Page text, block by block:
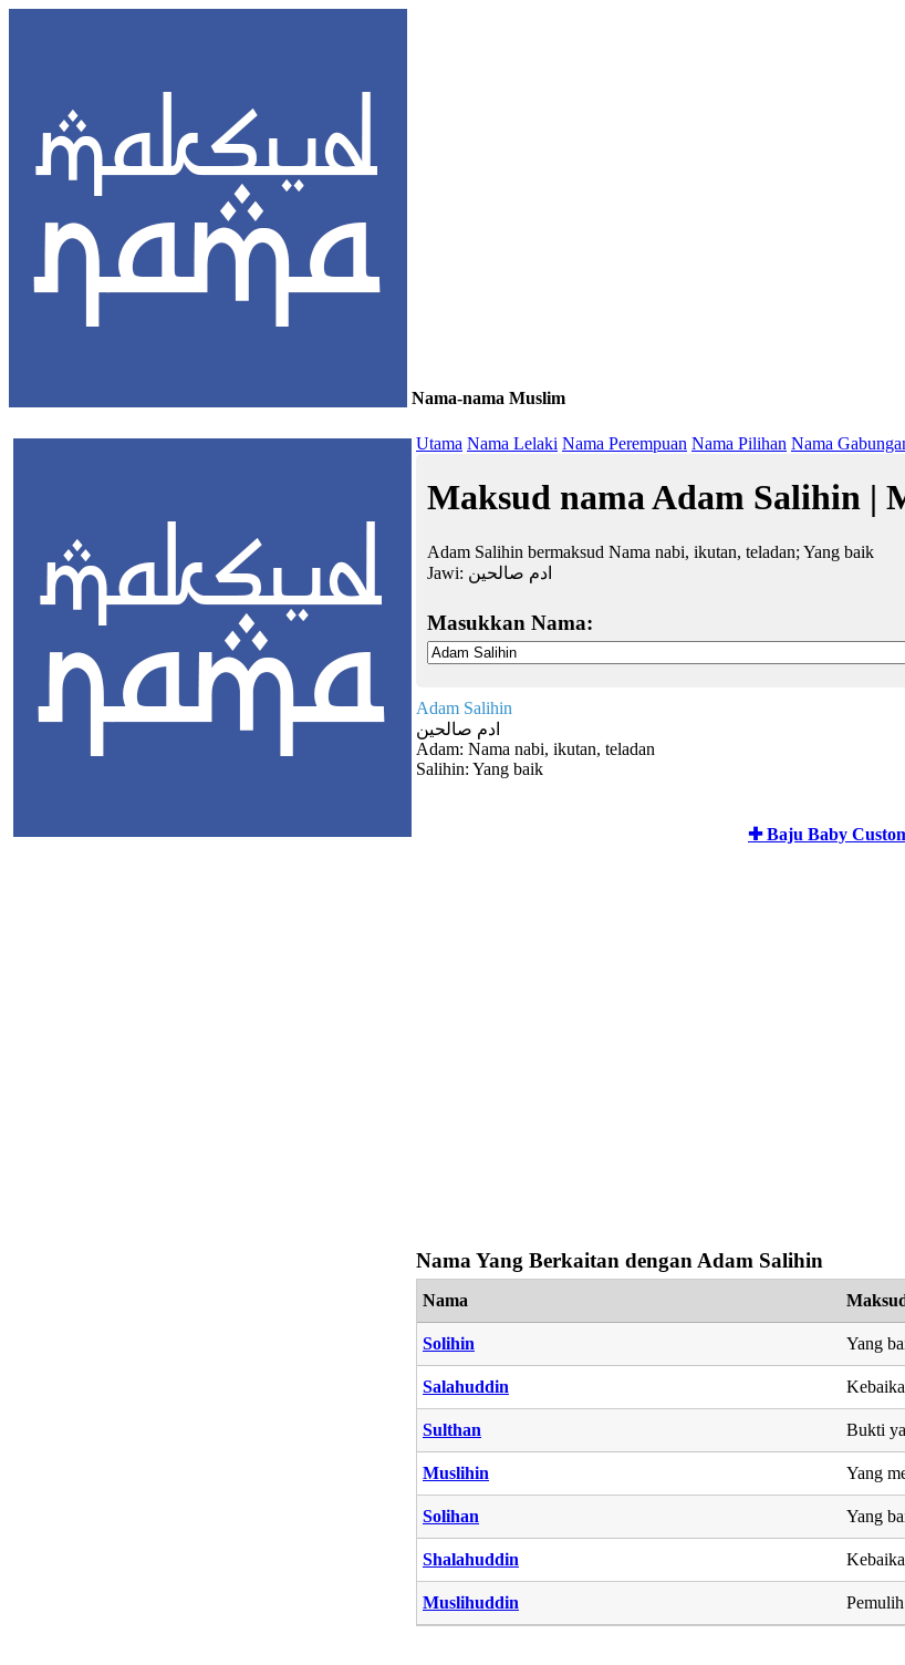
Nama-nama Muslim
Utama Nama Lelaki Nama Perempuan Nama Pilihan Nama
Maksud nama Adam Salihin |
Adam Salihin bermaksud Nama nabi, ikutan, teladan; Yang baik
Jawi: ادم صالحين
Masukkan Nama:
Adam Salihin
ادم صالحين
Adam: Nama nabi, ikutan, teladan
Salihin: Yang baik
✚ Baju Baby
Nama Yang Berkaitan dengan Adam Salihin
Nama
Solihin Yang
Salahuddin
Sulthan Bukti
Muslihin Yang
Solihan Yang
Shalahuddin
Muslihuddin